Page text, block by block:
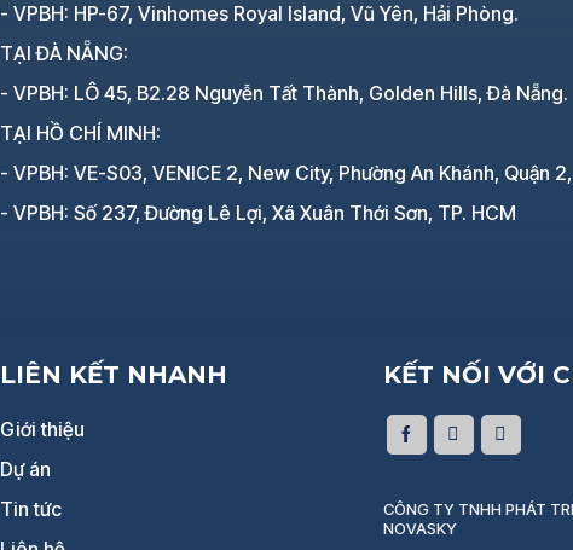
- VPBH: HP-67, Vinhomes Royal Island, Vũ Yên, Hải Phòng.
TẠI ĐÀ NẴNG:
- VPBH: LÔ 45, B2.28 Nguyễn Tất Thành, Golden Hills, Đà Nẵng.
TẠI HỒ CHÍ MINH:
- VPBH: VE-S03, VENICE 2, New City, Phường An Khánh, Quận
- VPBH: Số 237, Đường Lê Lợi, Xã Xuân Thới Sơn, TP. HCM
LIÊN KẾT NHANH
Giới thiệu
Dự án
Tin tức
KẾT NỐI VỚI
CÔNG TY TNHH PHÁT
NOVASKY